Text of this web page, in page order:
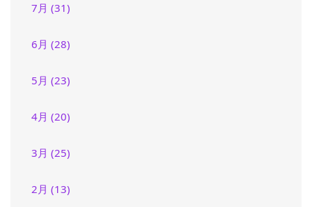
7月 (31)
6月 (28)
5月 (23)
4月 (20)
3月 (25)
2月 (13)